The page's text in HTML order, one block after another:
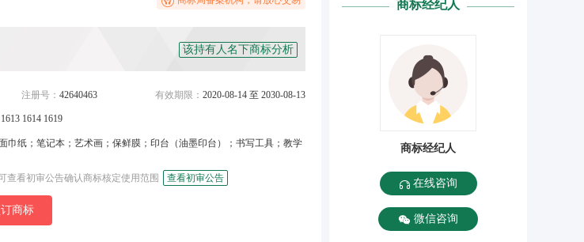
该持有人名下商标分析
注册号： 42640463 有效期限： 2020-08-14 至 2030-08-13
1614 1619
巾纸；笔记本；艺术画；保鲜膜；印台（油墨印台）；书写工具；教学
查看初审公告确认商标核定使用范围 查看初审公告
商标
商标经纪人
商标经纪人
在线咨询
微信咨询